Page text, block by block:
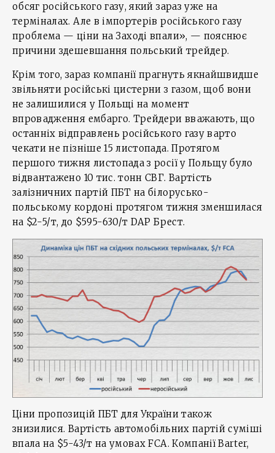
обсяг російського газу, який зараз уже на
терміналах. Але в імпортерів російського газу
проблема — ціни на Заході впали», — пояснює
причини здешевшання польський трейдер.
Крім того, зараз компанії прагнуть якнайшвидше
звільняти російські цистерни з газом, щоб вони
не залишилися у Польщі на момент
впровадження ембарго. Трейдери вважають, що
останніх відправлень російського газу варто
чекати не пізніше 15 листопада. Протягом
першого тижня листопада з росії у Польщу було
відвантажено 10 тис. тонн СВГ. Вартість
залізничних партій ПБТ на білорусько-
польському кордоні протягом тижня зменшилася
на $2-5/т, до $595-630/т DAP Брест.
Ціни пропозицій ПБТ для України також
знизилися. Вартість автомобільних партій суміші
впала на $5-43/т на умовах FCA. Компанії Barter,